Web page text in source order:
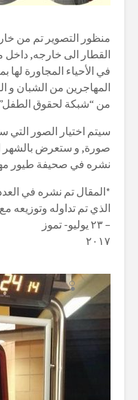
منظور التصوير تم من
القطار الى خارجه,
المهاجرين من الشبان و
من “شبكة لحقوق
صورة, و ستعرض بالشهر
نشره في صحيفة طيور
*
– ٢٣ يوليو- تموز
٢٠١٧